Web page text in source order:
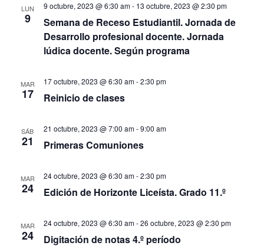
LUN
9
9 octubre, 2023 @ 6:30 am- 13 octubre, 2023 @ 2:30 pm
Semana de Receso Estudiantil. Jornada de
Desarrollo profesional docente. Jornada
lúdica docente. Según programa
MAR
17
17 octubre, 2023 @ 6:30 am-2:30 pm
Reinicio de clases
SÁB
21
21 octubre, 2023 @ 7:00 am-9:00 am
Primeras Comuniones
MAR
24
24 octubre, 2023 @ 6:30 am-2:30 pm
Edición de Horizonte Liceísta. Grado 11.º
MAR
24
24 octubre, 2023 @ 6:30 am-26 octubre, 2023 @ 2:30 pm
Digitación de notas 4.º período